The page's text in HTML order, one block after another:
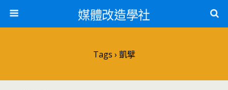
媒體改造學社
Tags › 凱擘